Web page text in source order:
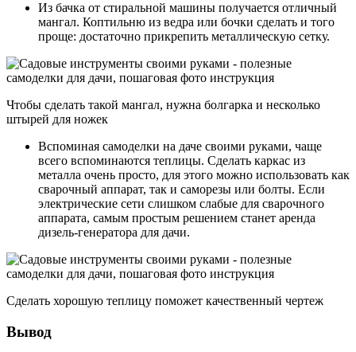
Из бачка от стиральной машины получается отличный
мангал. Коптильню из ведра или бочки сделать и того
проще: достаточно прикрепить металлическую сетку.
Чтобы сделать такой мангал, нужна болгарка и несколько
штырей для ножек
Вспоминая самоделки на даче своими руками, чаще
всего вспоминаются теплицы. Сделать каркас из
металла очень просто, для этого можно использовать как
сварочный аппарат, так и саморезы или болты. Если
электрические сети слишком слабые для сварочного
аппарата, самым простым решением станет аренда
дизель-генератора для дачи.
Сделать хорошую теплицу поможет качественный чертеж
Вывод